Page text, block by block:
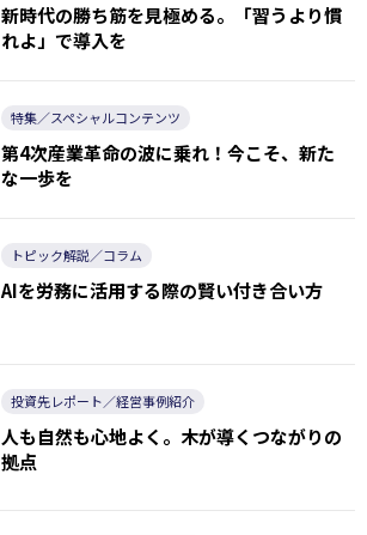
新時代の勝ち筋を見極める。「習うより慣
れよ」で導入を
特集／スペシャルコンテンツ
第4次産業革命の波に乗れ！今こそ、新た
な一歩を
トピック解説／コラム
AIを労務に活用する際の賢い付き合い方
投資先レポート／経営事例紹介
人も自然も心地よく。木が導くつながりの
拠点